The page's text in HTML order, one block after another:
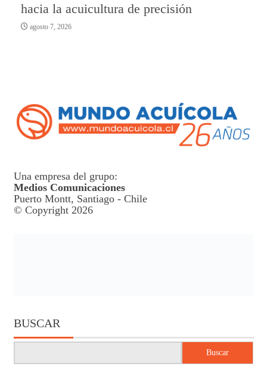
hacia la acuicultura de precisión
agosto 7, 2026
Una empresa del grupo:
Medios Comunicaciones
Puerto Montt, Santiago - Chile
© Copyright 2026
BUSCAR
Buscar